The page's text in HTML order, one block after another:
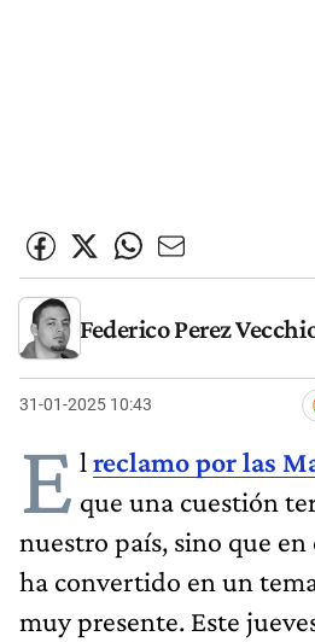
Federico Perez
31-01-2025 10:43
E l reclamo por las
que una cuestión
nuestro país, sino que
ha convertido en un
muy presente. Este